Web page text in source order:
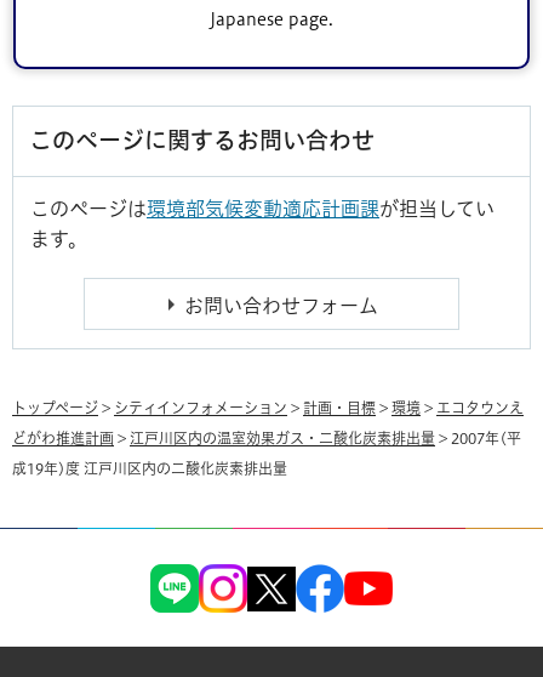
Japanese page.
2017（平成29）年度にエネルギー起源二酸化炭素を
このページに関するお問い合わせ
このページは環境部気候変動適応計画課が担当してい
ます。
トップページ > シティインフォメーション > 計画・目標 > 環境 > エコタウンえ
どがわ推進計画 > 江戸川区内の温室効果ガス・二酸化炭素排出量 > 2007年(平
成19年)度 江戸川区内の二酸化炭素排出量